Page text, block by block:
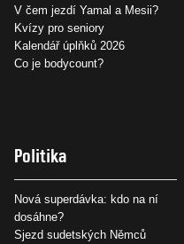
V čem jezdí Yamal a Mesii?
Kvízy pro seniory
Kalendář úplňků 2026
Co je bodycount?
Politika
Nová superdávka: kdo na ní
dosáhne?
Sjezd sudetských Němců